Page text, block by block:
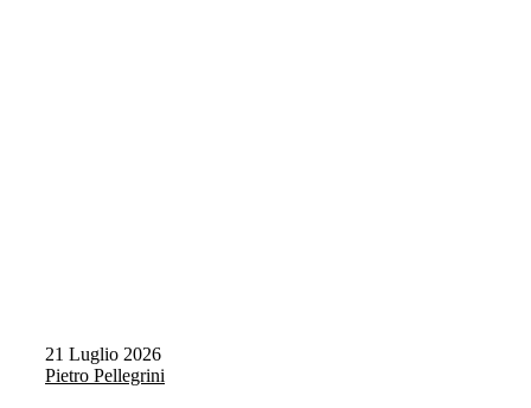
21 Luglio 2026
Pietro Pellegrini